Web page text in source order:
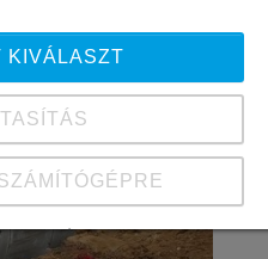
KIVÁLASZT